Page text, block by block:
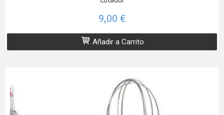
9,00 €
Añadir a Carrito